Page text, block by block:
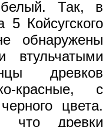
Так, в
5 Койсугского
обнаружены
втульчатыми
древков
красные, с
цвета.
что древки